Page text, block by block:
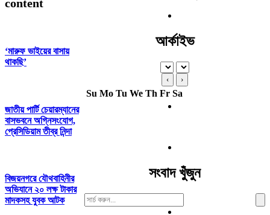
content
‘মারুফ ভাইয়ের বাসায়
থাকছি’
জাতীয় পার্টি চেয়ারম্যানের
বাসভবনে অগ্নিসংযোগ,
প্রেসিডিয়াম তীব্র নিন্দা
বিজয়নগরে যৌথবাহিনীর
অভিযানে ২০ লক্ষ টাকার
মাদকসহ যুবক আটক
আর্কাইভ
‹ ›
Su Mo Tu We Th Fr Sa
সংবাদ খুঁজুন
Search
For: